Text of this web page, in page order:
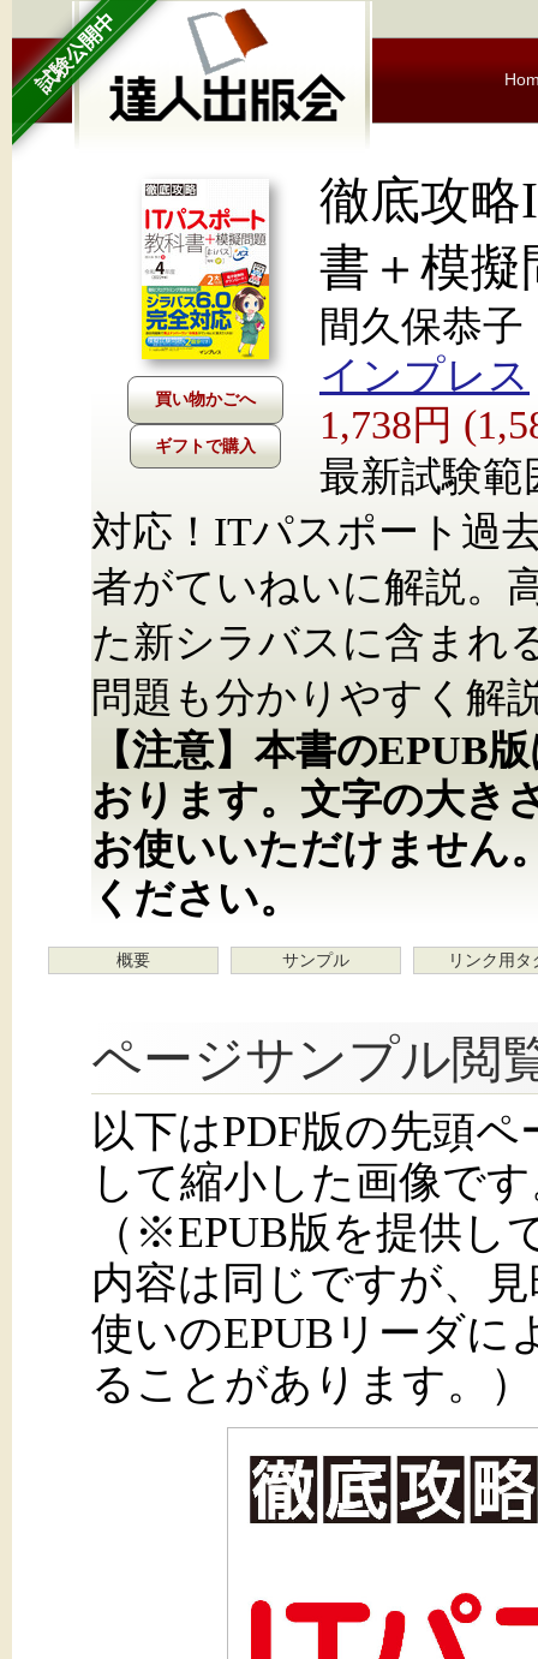
試験公開中
ギフトで購入
徹底攻
書＋模擬
間久保恭子
インプレス
1,738円
最新試験範
対応！ITパスポート過
者がていねいに解説。
た新シラバスに含まれ
問題も分かりやすく解
【注意】本書のEPUB
おります。文字の大き
お使いいただけません
ください。
概要 サンプル リンク用タ
ページサンプル閲
以下はPDF版の先頭
して縮小した画像で
（※EPUB版を提供し
内容は同じですが、
使いのEPUBリーダに
ることがあります。）